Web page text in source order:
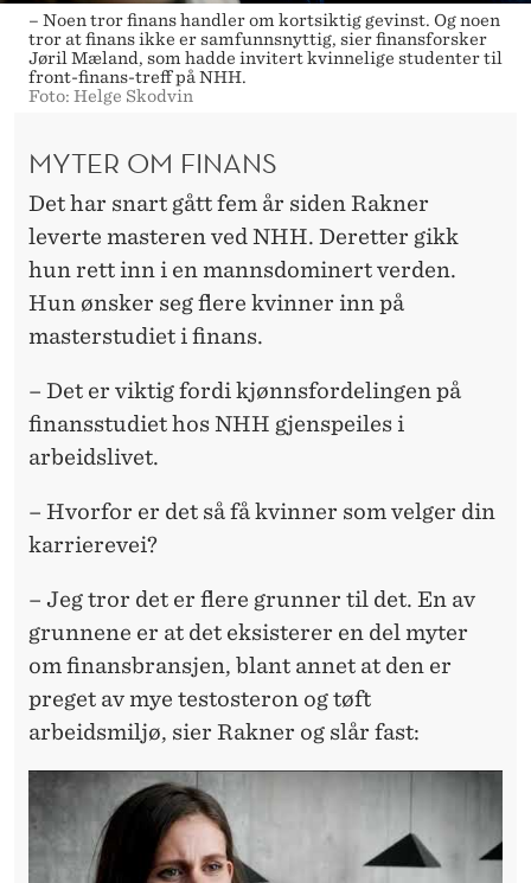
– Noen tror finans handler om kortsiktig gevinst. Og noen
tror at finans ikke er samfunnsnyttig, sier finansforsker
Jøril Mæland, som hadde invitert kvinnelige studenter til
front-finans-treff på NHH.
Foto: Helge Skodvin
MYTER OM FINANS
Det har snart gått fem år siden Rakner
leverte masteren ved NHH. Deretter gikk
hun rett inn i en mannsdominert verden.
Hun ønsker seg flere kvinner inn på
masterstudiet i finans.
– Det er viktig fordi kjønnsfordelingen på
finansstudiet hos NHH gjenspeiles i
arbeidslivet.
– Hvorfor er det så få kvinner som velger din
karrierevei?
– Jeg tror det er flere grunner til det. En av
grunnene er at det eksisterer en del myter
om finansbransjen, blant annet at den er
preget av mye testosteron og tøft
arbeidsmiljø, sier Rakner og slår fast: